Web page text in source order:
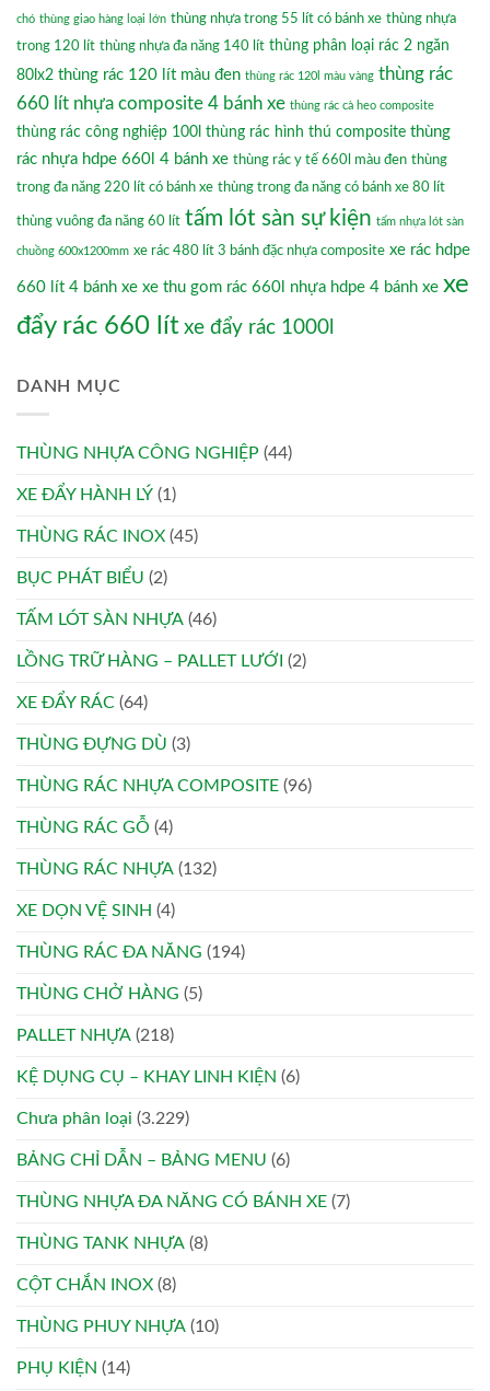
chó thùng giao hàng loại lớn thùng nhựa trong 55 lít có bánh xe thùng nhựa
trong 120 lít thùng nhựa đa năng 140 lít thùng phân loại rác 2 ngăn
80lx2 thùng rác 120 lít màu đen thùng rác 120l màu vàng thùng rác
660 lít nhựa composite 4 bánh xe thùng rác cà heo composite
thùng rác công nghiệp 100l thùng rác hình thú composite thùng
rác nhựa hdpe 660l 4 bánh xe thùng rác y tế 660l màu đen thùng
trong đa năng 220 lít có bánh xe thùng trong đa năng có bánh xe 80 lít
thùng vuông đa năng 60 lít tấm lót sàn sự kiện tấm nhựa lót sàn
chuồng 600x1200mm xe rác 480 lít 3 bánh đặc nhựa composite xe rác hdpe
660 lít 4 bánh xe xe thu gom rác 660l nhựa hdpe 4 bánh xe xe
đẩy rác 660 lít xe đẩy rác 1000l
DANH MỤC
THÙNG NHỰA CÔNG NGHIỆP (44)
XE ĐẨY HÀNH LÝ (1)
THÙNG RÁC INOX (45)
BỤC PHÁT BIỂU (2)
TẤM LÓT SÀN NHỰA (46)
LỒNG TRỮ HÀNG – PALLET LƯỚI (2)
XE ĐẨY RÁC (64)
THÙNG ĐỰNG DÙ (3)
THÙNG RÁC NHỰA COMPOSITE (96)
THÙNG RÁC GỖ (4)
THÙNG RÁC NHỰA (132)
XE DỌN VỆ SINH (4)
THÙNG RÁC ĐA NĂNG (194)
THÙNG CHỞ HÀNG (5)
PALLET NHỰA (218)
KỆ DỤNG CỤ – KHAY LINH KIỆN (6)
Chưa phân loại (3.229)
BẢNG CHỈ DẪN – BẢNG MENU (6)
THÙNG NHỰA ĐA NĂNG CÓ BÁNH XE (7)
THÙNG TANK NHỰA (8)
CỘT CHẮN INOX (8)
THÙNG PHUY NHỰA (10)
PHỤ KIỆN (14)